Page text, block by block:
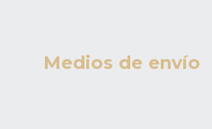
Medios de envío